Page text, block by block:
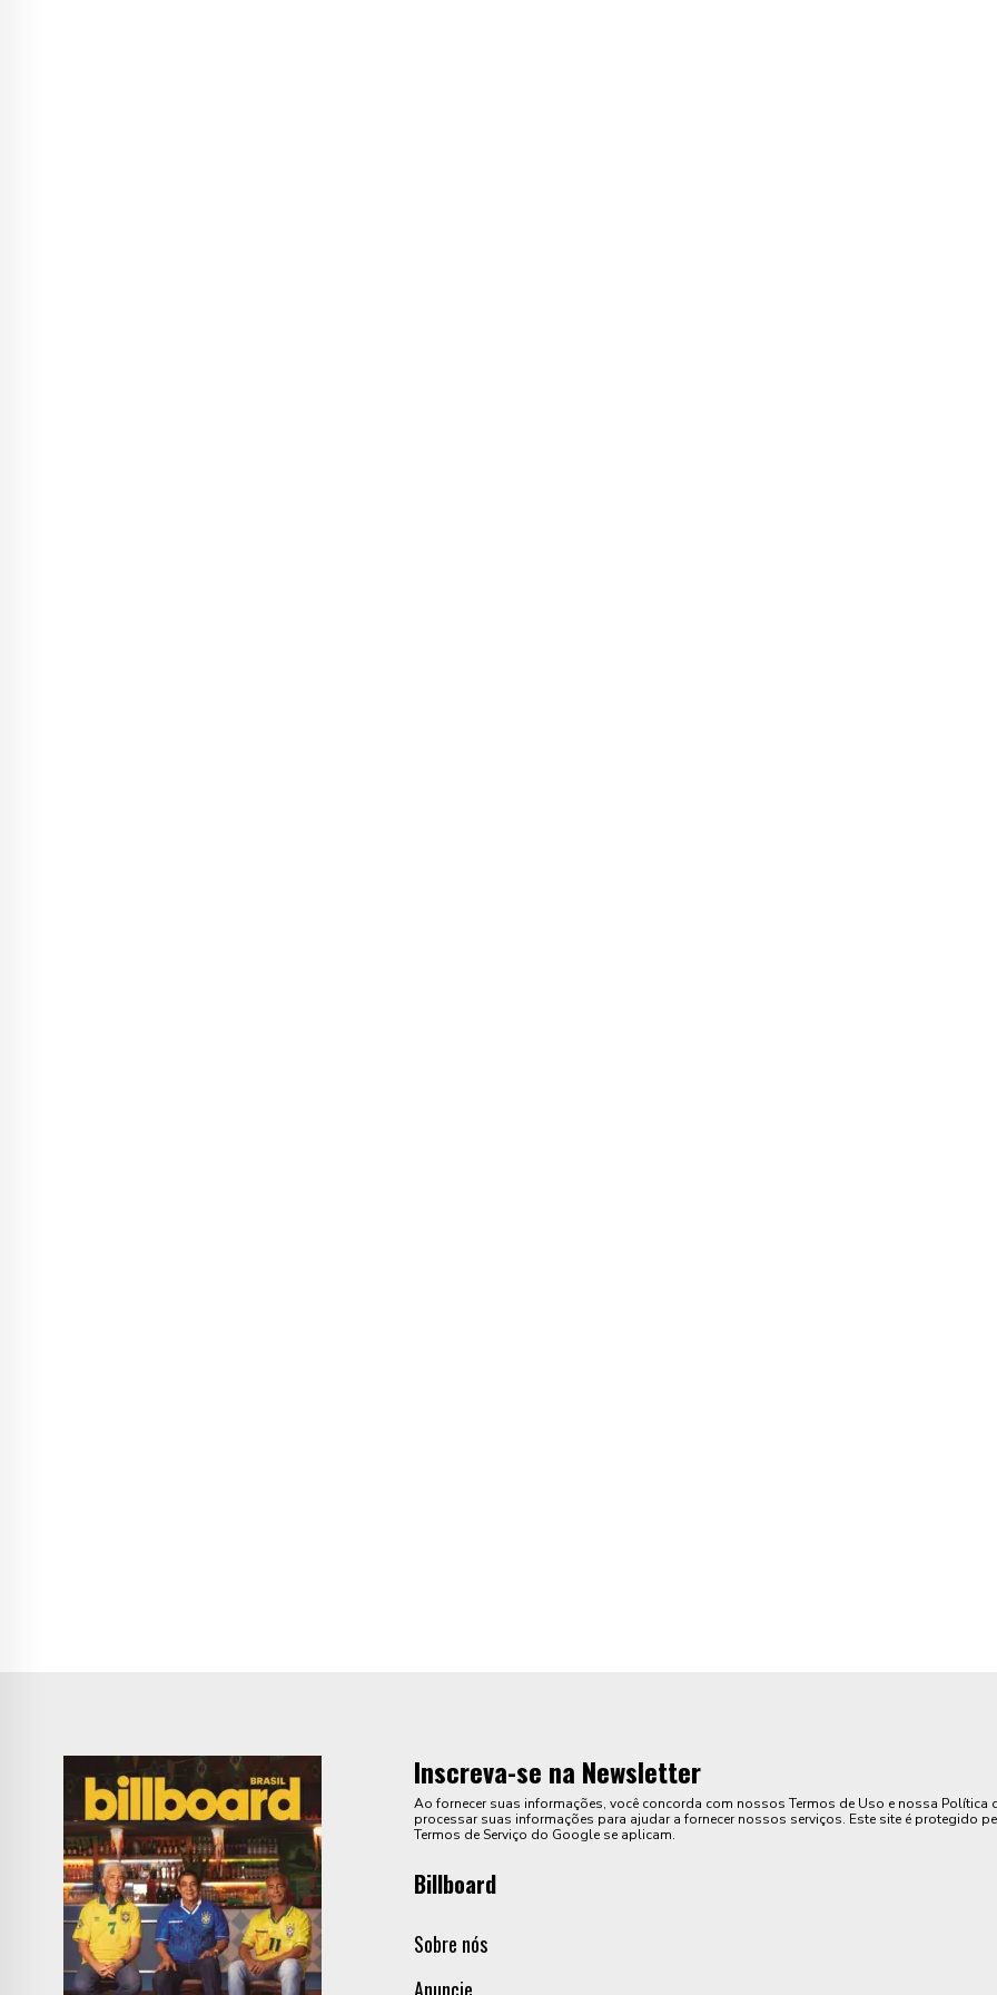
Inscreva-se na Newsletter
Ao fornecer suas informações, você concorda com nossos Termos de Uso e nossa
processar suas informações para ajudar a fornecer nossos serviços. Este site é protegido
Termos de Serviço do Google se aplicam.
Billboard
Sobre nós